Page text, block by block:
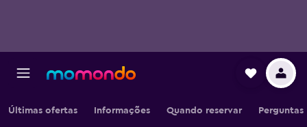
Últimas ofertas Informações Quando reservar Perguntas